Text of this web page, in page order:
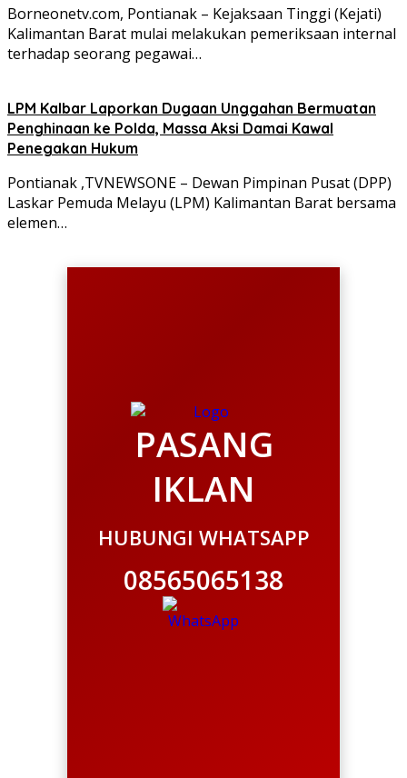
Borneonetv.com, Pontianak – Kejaksaan Tinggi (Kejati)
Kalimantan Barat mulai melakukan pemeriksaan internal
terhadap seorang pegawai…
LPM Kalbar Laporkan Dugaan Unggahan Bermuatan
Penghinaan ke Polda, Massa Aksi Damai Kawal
Penegakan Hukum
Pontianak ,TVNEWSONE – Dewan Pimpinan Pusat (DPP)
Laskar Pemuda Melayu (LPM) Kalimantan Barat bersama
elemen…
PASANG
IKLAN
HUBUNGI WHATSAPP
08565065138